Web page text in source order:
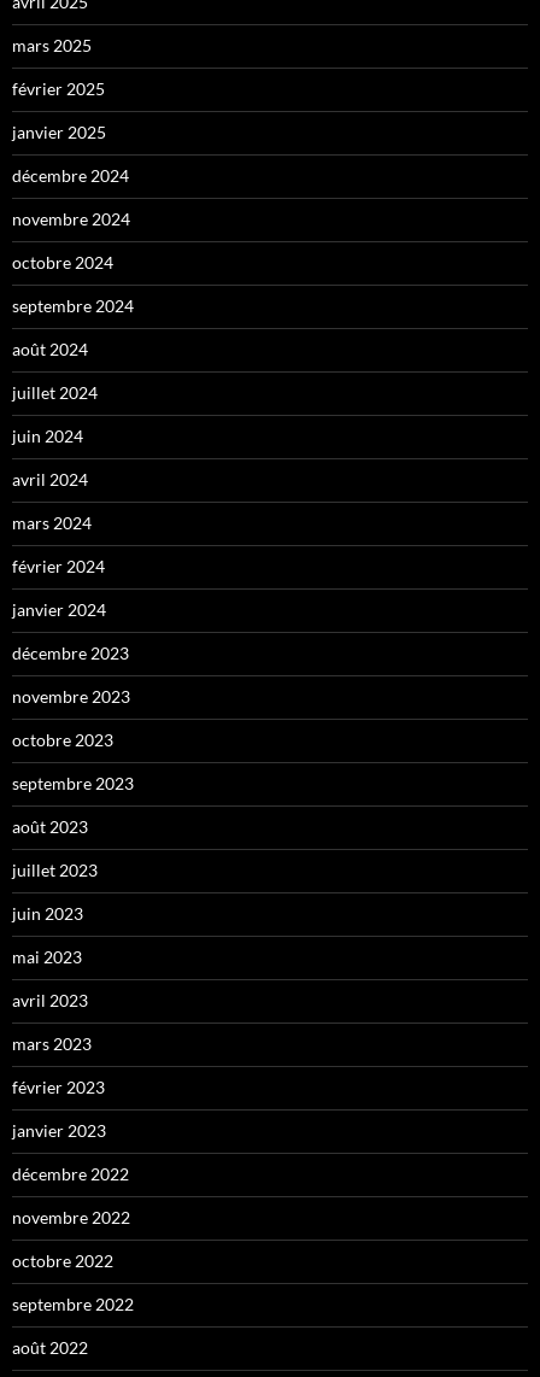
mars 2025
février 2025
janvier 2025
décembre 2024
novembre 2024
octobre 2024
septembre 2024
août 2024
juillet 2024
juin 2024
avril 2024
mars 2024
février 2024
janvier 2024
décembre 2023
novembre 2023
octobre 2023
septembre 2023
août 2023
juillet 2023
juin 2023
mai 2023
avril 2023
mars 2023
février 2023
janvier 2023
décembre 2022
novembre 2022
octobre 2022
septembre 2022
août 2022